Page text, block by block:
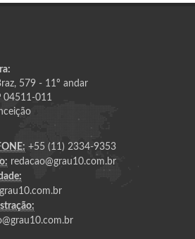
579 - 11º andar
04511-011
+55 (11) 2334-9353
redacao@grau10.com.br